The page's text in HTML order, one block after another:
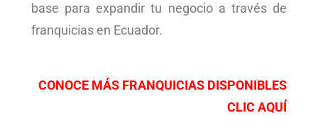
base para expandir tu negocio a través de
franquicias en Ecuador.
CONOCE MÁS FRANQUICIAS DISPONIBLES
CLIC AQUÍ